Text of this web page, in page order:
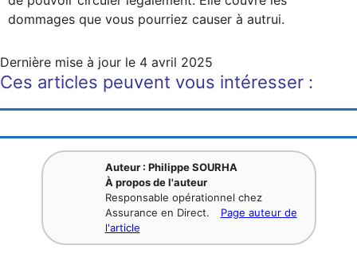
dommages que vous pourriez causer à autrui.
Dernière mise à jour le 4 avril 2025
Ces articles peuvent vous intéresser :
Auteur : Philippe SOURHA
À propos de l'auteur
Responsable opérationnel chez
Assurance en Direct.
Page auteur de
l'article